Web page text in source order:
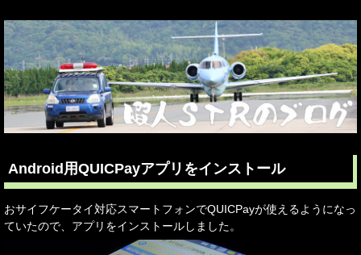
Android用QUICPayアプリをインストール
おサイフケータイ対応スマートフォンでQUICPayが使えるようになっ
ていたので、アプリをインストールしました。